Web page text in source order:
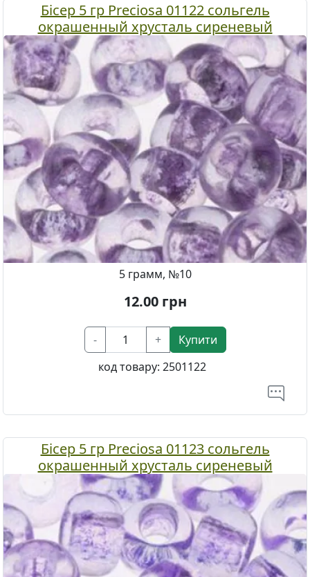
Бісер 5 гр Preciosa 01122 сольгель
окрашенный хрусталь сиреневый
5 грамм, №10
12.00грн
- +
Купити
код товару: 2501122
Бісер 5 гр Preciosa 01123 сольгель
окрашенный хрусталь сиреневый